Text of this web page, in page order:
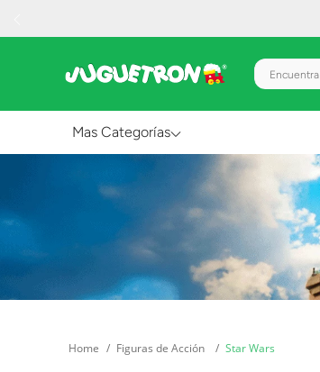
Mas Categorías
Juguetes para Bebés
Preescolar
Creatividad y Arte
Gadgets y Electrónicos
Figuras de Acción Star Wars